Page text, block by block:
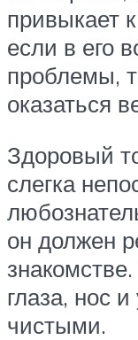
привыкает
если в его
проблемы,
оказаться
Здоровый
слегка
он должен
глаза, нос
чистыми.